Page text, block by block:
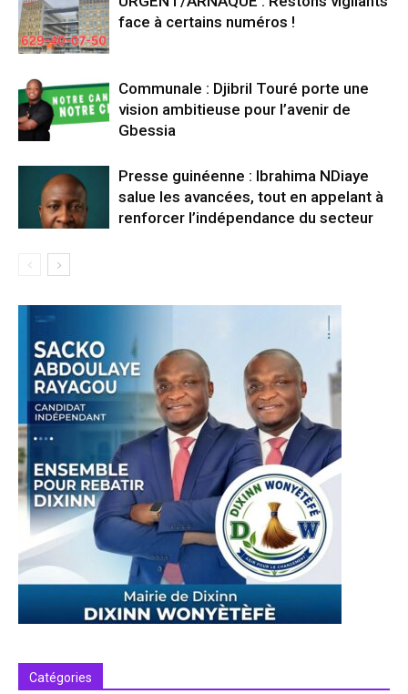
face à certains numéros !
Communale : Djibril Touré porte une
vision ambitieuse pour l’avenir de
Gbessia
Presse guinéenne : Ibrahima NDiaye
salue les avancées, tout en appelant à
renforcer l’indépendance du secteur
Catégories